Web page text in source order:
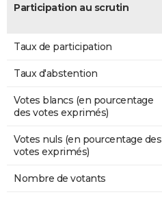
Participation au scrutin
Taux de participation
Taux d'abstention
Votes blancs (en pourcentage
des votes exprimés)
Votes nuls (en pourcentage des
votes exprimés)
Nombre de votants